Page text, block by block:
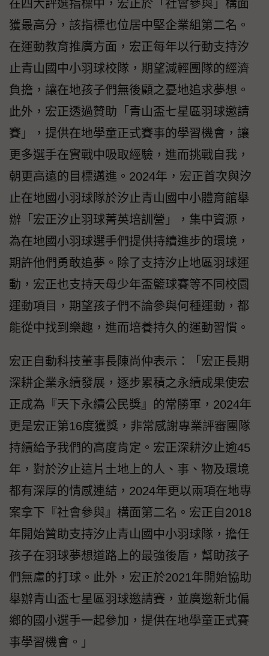
在四大評選指標中，宏正於「社會參與」構面
獲最高分，該指標也位居中堅企業組第二名。
在運動教育推廣方面，宏正每年以行動支持汐
止青山國中小羽球校隊，期望減輕團隊的經濟
負擔，讓在地孩子們無後顧之憂地追求夢想。
此外，宏正透過贊助「青山盃七星區羽球邀請
賽」，提供在地學童正式賽事的學習機會，讓
更多選手在實戰中吸取經驗，進而挑戰自我，
朝更高遠的目標邁進。2024年，宏正首次與汐
止在地國小羽球隊於汐止青山國中小體育館舉
辦「宏正汐止羽球菁英培訓營」，集中資源，
為在地國小羽球選手們提供持續進步的環境，
期許他們勇敢追夢。除了支持汐止地區羽球運
動，宏正也支持天母少年盃籃球賽等不同校園
運動項目，期望孩子們不論參與何種運動，都
能從中找到樂趣，進而培養持久的運動習慣。
宏正自動科技董事長陳尚仲表示：「宏正長期
深耕企業永續發展，逐步累積之永續成果使宏
正成為『天下永續公民獎』的常勝軍，2024年
更是宏正第16度獲獎，非常感謝專業評審團隊
持續給予我們的高度肯定。宏正深耕汐止逾45
年，對於汐止這片土地上的人、事、物及環境
都有深厚的情感連結，2024年更以兩項在地專
案拿下『社會參與』構面第二名。宏正自2018
年開始贊助支持汐止青山國中小羽球隊，擔任
孩子在羽球夢想道路上的最強後盾，幫助孩子
們無慮的打球。此外，宏正於2021年開始協助
舉辦青山盃七星區羽球邀請賽，並廣邀新北偏
鄉的國小選手一起參加，提供在地學童正式賽
事學習機會。」